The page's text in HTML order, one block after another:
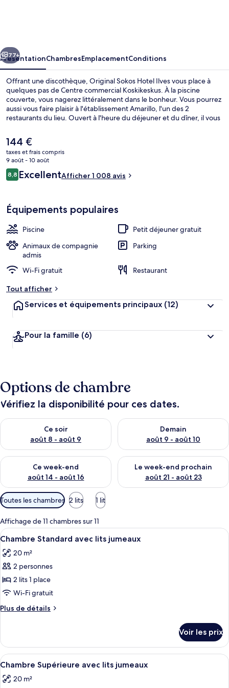
Suivant
77+
PrésentationChambresEmplacementConditions
Offrant une discothèque, Original Sokos Hotel Ilves vous place à
quelques pas de Centre commercial Koskikeskus. À la piscine
couverte, vous nagerez littéralement dans le bonheur. Vous pourrez
aussi vous faire plaisir à l'établissement Amarillo, l'un des 2
restaurants du lieu. Ouvert à l'heure du déjeuner et du dîner, il vous
avantages de cet hébergement figurent 2 bars/lounges, une salle
de fitness et un sauna.
Le
prix
actuel
est
de
144 €
taxes et frais compris
9 août - 10 août
Avis
voyageurs
8,88,8 sur 10
ExcellentAfficher 1 008 avis
Équipements populaires
Piscine
Petit déjeuner gratuit
Animaux de compagnie
admis
Parking
Wi-Fi gratuit
Restaurant
Tout afficher
Services et équipements principaux (12)
Pour la famille (6)
Options de chambre
Vérifiez la disponibilité pour ces dates.
Ce soir
août 8 - août 9
Vérifier la disponibilité pour ce soir août 8 - août 9
Demain
août 9 - août 10
Vérifier la disponibilité pour
Ce week-end
août 14 - août 16
Vérifier la disponibilité pour ce week-end août 14 - août 16
Le week-end prochain
août 21 - août 23
Vérifier la disponibilité pour
Filtres
disponibles
pour
les
chambres
Toutes les chambres 2 lits 1 lit
Affichage de 11 chambres sur 11
Afficher
toutes
les
photos
pour
ce
type
de
Chambre
Standard
avec
lits
Une chambre d’hôtel moderne,
4
Chambre Standard avec lits jumeaux
20 m²
2 personnes
2 lits 1 place
Wi-Fi gratuit
Plus de détails
Plus
le
type
de
Chambre
Voir les prix
Afficher
toutes
les
Une chambre d’hôtel moderne
8
Chambre Supérieure avec lits jumeaux
20 m²